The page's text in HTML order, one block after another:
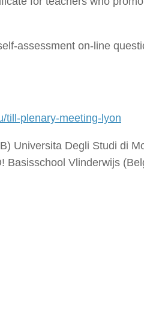
assessment on-line
till-plenary-meeting-lyon
Universita Degli Studi di
Basisschool Vlinderwijs